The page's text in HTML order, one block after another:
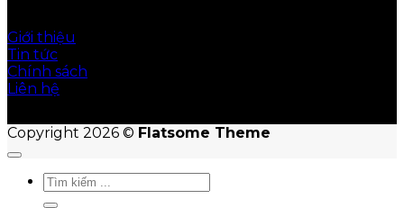
Giới thiệu
Tin tức
Chính sách
Liên hệ
Copyright 2026 © Flatsome Theme